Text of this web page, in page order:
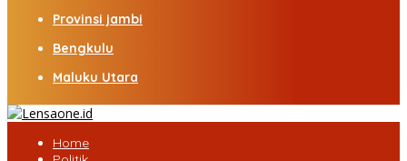
Provinsi jambi
Bengkulu
Maluku Utara
Home